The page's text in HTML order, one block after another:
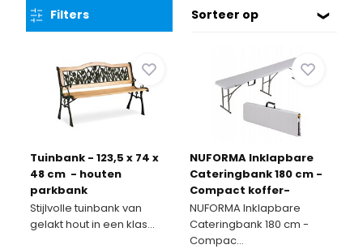
Filters Sorteer op
Tuinbank - 123,5 x 74 x
48 cm - houten
parkbank
Stijlvolle tuinbank van
gelakt hout in een klas...
NUFORMA Inklapbare
Cateringbank 180 cm -
Compact koffer-
ontwerp
NUFORMA Inklapbare
Cateringbank 180 cm -
Compac...